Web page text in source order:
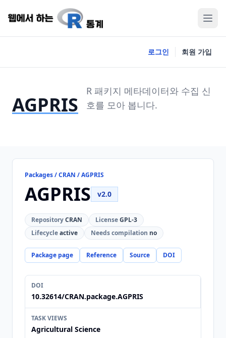
로그인 회원 가입
AGPRIS
R 패키지 메타데이터와 수집 신
호를 모아 봅니다.
Packages / CRAN / AGPRIS
AGPRIS v2.0
RepositoryCRAN LicenseGPL-3
Lifecycleactive Needs compilation no
Package page Reference Source DOI
DOI
10.32614/CRAN.package.AGPRIS
TASK VIEWS
Agricultural Science